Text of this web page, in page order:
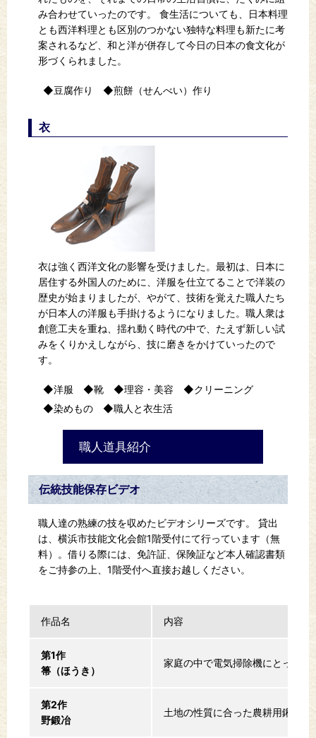
み合わせていったのです。 食生活についても、日本料理
とも西洋料理とも区別のつかない独特な料理も新たに考
案されるなど、和と洋が併存して今日の日本の食文化が
形づくられました。
豆腐作り 煎餅（せんべい）作り
衣
衣は強く西洋文化の影響を受けました。最初は、日本に
居住する外国人のために、洋服を仕立てることで洋装の
歴史が始まりましたが、やがて、技術を覚えた職人たち
が日本人の洋服も手掛けるようになりました。職人衆は
創意工夫を重ね、揺れ動く時代の中で、たえず新しい試
みをくりかえしながら、技に磨きをかけていったので
す。
洋服 靴 理容・美容
クリーニング
染めもの
職人と衣生活
職人道具紹介
伝統技能保存ビデオ
職人達の熟練の技を収めたビデオシリーズです。 貸出
は、横浜市技能文化会館1階受付にて行っています（無
料）。借りる際には、免許証、保険証など本人確認書類
をご持参の上、1階受付へ直接お越しください。
作品名 内容
第1作
箒（ほうき）
家庭の中で電気掃除機にとって
第2作
野鍛冶
土地の性質に合った農耕用鍬 （く